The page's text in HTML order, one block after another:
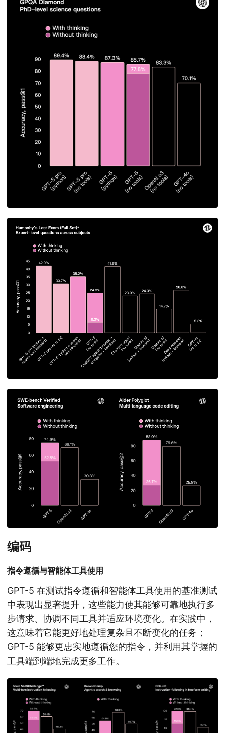
编码
指令遵循与智能体工具使用
GPT-5 在测试指令遵循和智能体工具使用的基准测试
中表现出显著提升，这些能力使其能够可靠地执行多
步请求、协调不同工具并适应环境变化。在实践中，
这意味着它能更好地处理复杂且不断变化的任务；
GPT-5 能够更忠实地遵循您的指令，并利用其掌握的
工具端到端地完成更多工作。